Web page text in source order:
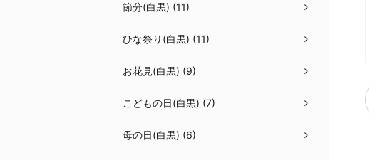
節分(白黒) (11)
ひな祭り(白黒) (11)
お花見(白黒) (9)
こどもの日(白黒) (7)
母の日(白黒) (6)